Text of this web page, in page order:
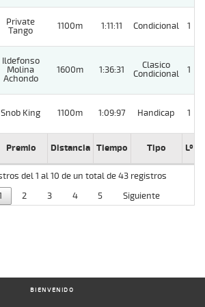
Private
Tango
1100m 1:11:11 Condicional 1
Ildefonso
Molina
Achondo
1600m 1:36:31
Clasico
Condicional
1
Snob King 1100m 1:09:97 Handicap 1
Premio Distancia Tiempo Tipo Lº
del 1 al 10 de un total de 43 registros
2 3 4 5 Siguiente
BIENVENIDO